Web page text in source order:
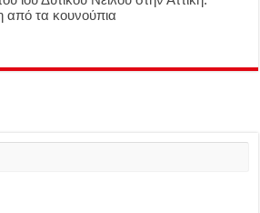
από τα κουνούπια